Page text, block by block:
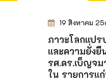
19 สิงหาคม
ภาวะโลกแป
และความยั่งยื
รศ.ดร.เบ็ญจ
ใน รายการแ